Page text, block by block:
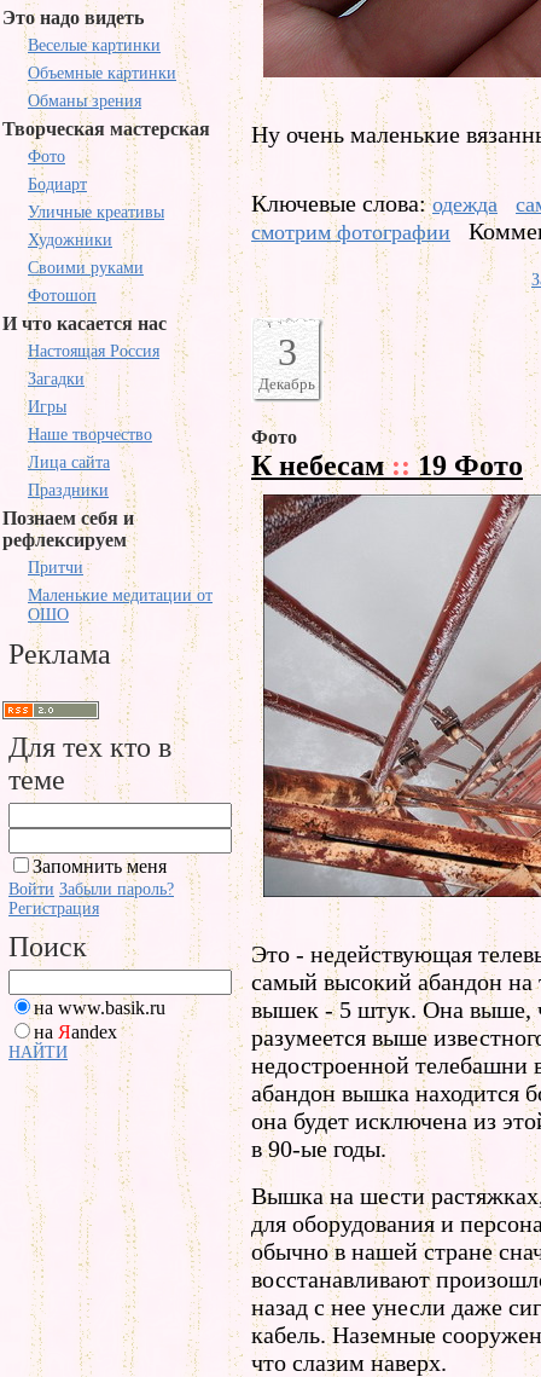
Это надо видеть
Веселые картинки
Объемные картинки
Обманы зрения
Творческая мастерская
Фото
Бодиарт
Уличные креативы
Художники
Своими руками
Фотошоп
И что касается нас
Настоящая Россия
Загадки
Игры
Наше творчество
Лица сайта
Праздники
Познаем себя и
рефлексируем
Притчи
Маленькие медитации от
ОШО
Реклама
Для тех кто в
теме
Запомнить меня
Войти Забыли пароль?
Регистрация
Поиск
на www.basik.ru
на Яandex
НАЙТИ
Ну очень маленькие
Ключевые слова:одежда
смотрим фотографии
3
Декабрь
Фото
К небесам:: 19 Фото
Это - недействующая
самый высокий абандон на
вышек - 5 штук. Она выше,
разумеется выше
недостроенной телебашни
абандон вышка находится
она будет исключена из
в 90-ые годы.
Вышка на шести
для оборудования и
обычно в нашей стране
восстанавливают
назад с нее унесли даже
кабель. Наземные
что слазим наверх.